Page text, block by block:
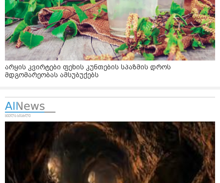
არყის კვირტები ფეხის კუნთების სპაზმის დროს
მდგომარეობას ამსუბუქებს